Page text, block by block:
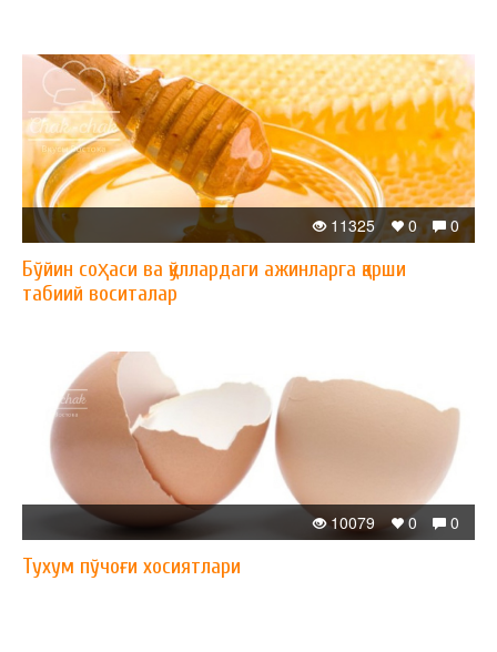
0
0
11325
Бўйин соҳаси ва қўллардаги ажинларга қарши
табиий воситалар
0
0
10079
Тухум пўчоғи хосиятлари